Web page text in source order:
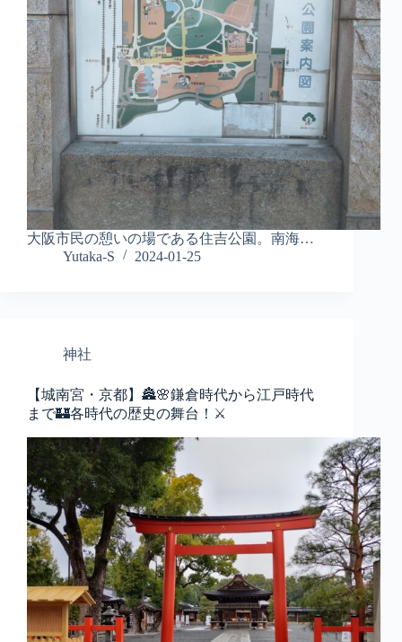
大阪市民の憩いの場である住吉公園。南海…
Yutaka-S
2024-01-25
神社
【城南宮・京都】🏯🌸鎌倉時代から江戸時代
まで🏰各時代の歴史の舞台！⚔️